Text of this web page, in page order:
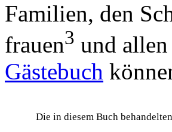
Familien, den
frauen3 und
Gästebuch
Die in diesem Buch